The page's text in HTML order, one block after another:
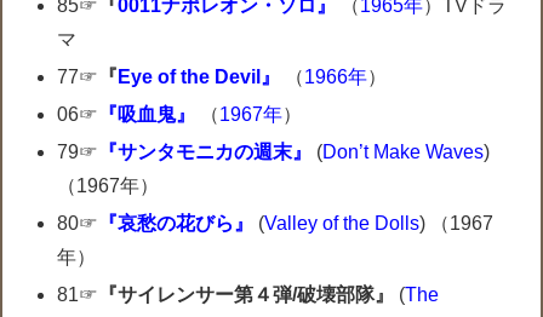
85☞ 『0011ナポレオン・ソロ』 （1965年）TVドラ
マ
77☞ 『 Eye of the Devil』 （1966年）
06☞ 『吸血鬼』 （1967年）
79☞ 『サンタモニカの週末』 (Don’t Make Waves)
（1967年）
80☞ 『哀愁の花びら』 (Valley of the Dolls) （1967
年）
81☞ 『サイレンサー第４弾/破壊部隊』 (The